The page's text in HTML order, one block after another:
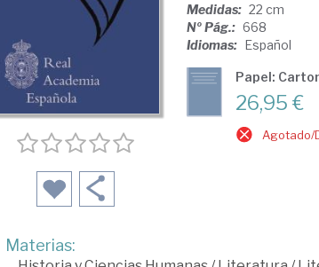
Medidas: 22 cm
Nº Pág.: 668
Idiomas: Español
Papel:
26,95 €
Agotado/
Materias: